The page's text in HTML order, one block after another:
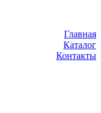
Главная
Каталог
Контакты